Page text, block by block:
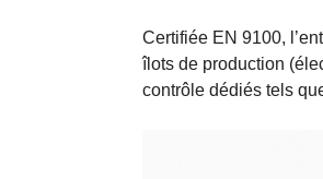
Certifiée EN 9100,
îlots de production
contrôle dédiés tels